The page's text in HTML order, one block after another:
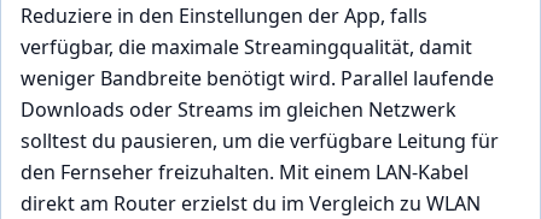
Reduziere in den Einstellungen der App, falls
verfügbar, die maximale Streamingqualität, damit
weniger Bandbreite benötigt wird. Parallel laufende
Downloads oder Streams im gleichen Netzwerk
solltest du pausieren, um die verfügbare Leitung für
den Fernseher freizuhalten. Mit einem LAN-Kabel
direkt am Router erzielst du im Vergleich zu WLAN